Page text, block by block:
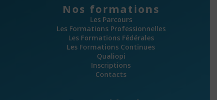
Nos formations
Les Parcours
Les Formations Professionnelles
Les Formations Fédérales
Les Formations Continues
Qualiopi
Inscriptions
Contacts